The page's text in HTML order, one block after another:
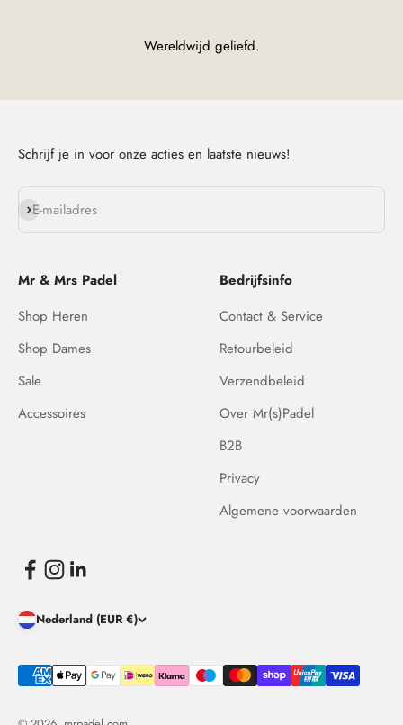
Wereldwijd geliefd.
Schrijf je in voor onze acties en laatste nieuws!
E-mailadres
Abonneren
Mr & Mrs Padel
Shop Heren
Shop Dames
Sale
Accessoires
Bedrijfsinfo
Contact & Service
Retourbeleid
Verzendbeleid
Over Mr(s)Padel
B2B
Privacy
Algemene voorwaarden
Nederland (EUR €)